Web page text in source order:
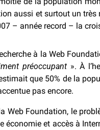
aussi et surtout un
– année record – la
à la Web
préoccupant ». À
que 50% de la
pas encore.
Web Foundation, le
économie et accès à